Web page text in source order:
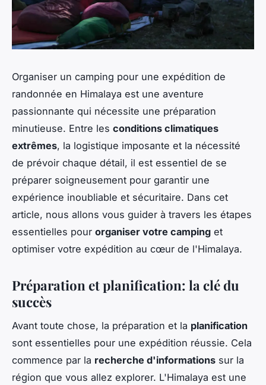
Organiser un camping pour une expédition de
randonnée en Himalaya est une aventure
passionnante qui nécessite une préparation
minutieuse. Entre les conditions climatiques
extrêmes, la logistique imposante et la nécessité
de prévoir chaque détail, il est essentiel de se
préparer soigneusement pour garantir une
expérience inoubliable et sécuritaire. Dans cet
article, nous allons vous guider à travers les étapes
essentielles pour organiser votre camping et
optimiser votre expédition au cœur de l'Himalaya.
Préparation et planification: la clé du
succès
Avant toute chose, la préparation et la planification
sont essentielles pour une expédition réussie. Cela
commence par la recherche d'informations sur la
région que vous allez explorer. L'Himalaya est une